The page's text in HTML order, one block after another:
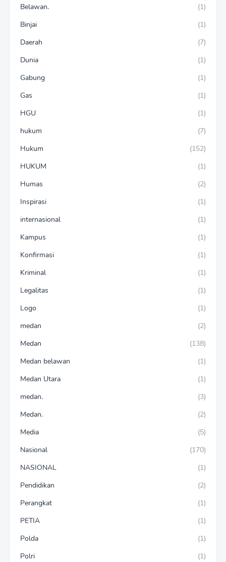
Belawan.
(1)
Binjai
(1)
Daerah
(7)
Dunia
(1)
Gabung
(1)
Gas
(1)
HGU
(1)
hukum
(7)
Hukum
(152)
HUKUM
(1)
Humas
(2)
Inspirasi
(1)
internasional
(1)
Kampus
(1)
Konfirmasi
(1)
Kriminal
(1)
Legalitas
(1)
Logo
(1)
medan
(2)
Medan
(138)
Medan belawan
(1)
Medan Utara
(1)
medan.
(3)
Medan.
(2)
Media
(5)
Nasional
(170)
NASIONAL
(1)
Pendidikan
(2)
Perangkat
(1)
PETIA
(1)
Polda
(1)
Polri
(1)